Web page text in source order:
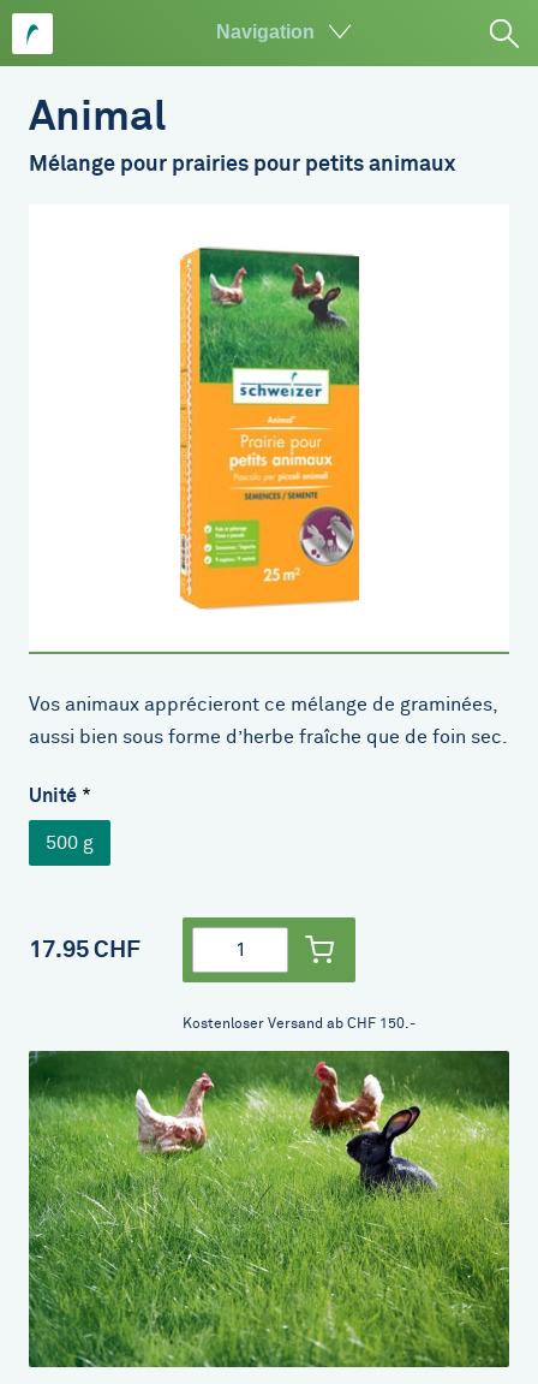
contenu
principal
Navigation
Animal
Mélange pour prairies pour petits animaux
Vos animaux apprécieront ce mélange de graminées,
aussi bien sous forme d’herbe fraîche que de foin sec.
Unité
500 g
17.95 CHF
Kostenloser Versand ab CHF 150.-